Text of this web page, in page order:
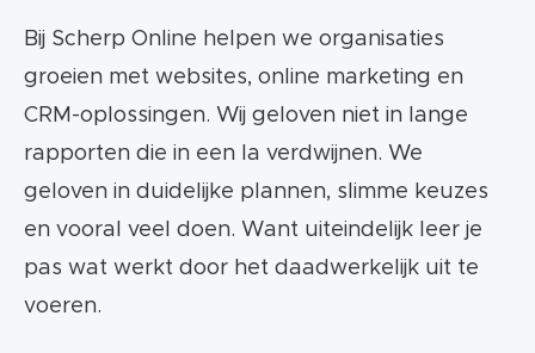
Bij Scherp Online helpen we organisaties
groeien met websites, online marketing en
CRM-oplossingen. Wij geloven niet in lange
rapporten die in een la verdwijnen. We
geloven in duidelijke plannen, slimme keuzes
en vooral veel doen. Want uiteindelijk leer je
pas wat werkt door het daadwerkelijk uit te
voeren.